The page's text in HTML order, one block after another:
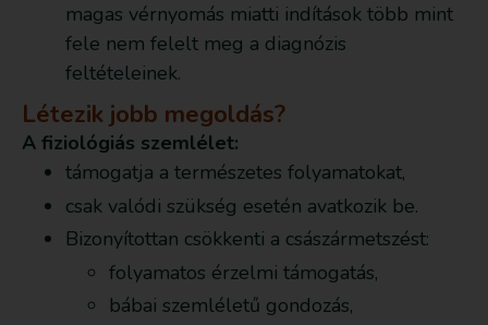
magas vérnyomás miatti indítások több mint
fele nem felelt meg a diagnózis
feltételeinek.
Létezik jobb megoldás?
A fiziológiás szemlélet:
támogatja a természetes folyamatokat,
csak valódi szükség esetén avatkozik be.
Bizonyítottan csökkenti a császármetszést:
folyamatos érzelmi támogatás,
bábai szemléletű gondozás,